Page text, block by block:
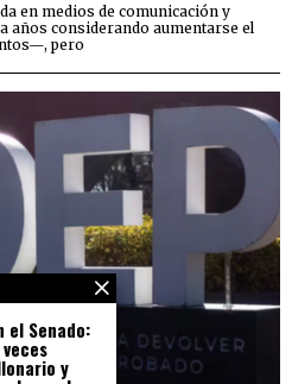
en medios de comunicación y
años considerando aumentarse el
pero
el Senado:
y